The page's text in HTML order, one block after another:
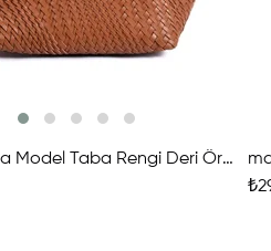
matnis Carla Model Taba Rengi Deri Örgü Çanta